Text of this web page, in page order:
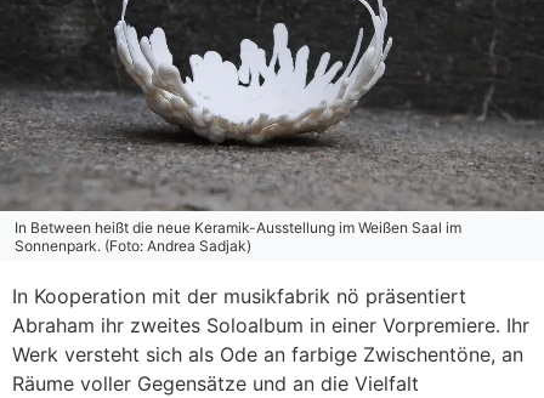
In Between heißt die neue Keramik-Ausstellung im Weißen Saal im
Sonnenpark. (Foto: Andrea Sadjak)
In Kooperation mit der musikfabrik nö präsentiert
Abraham ihr zweites Soloalbum in einer Vorpremiere. Ihr
Werk versteht sich als Ode an farbige Zwischentöne, an
Räume voller Gegensätze und an die Vielfalt